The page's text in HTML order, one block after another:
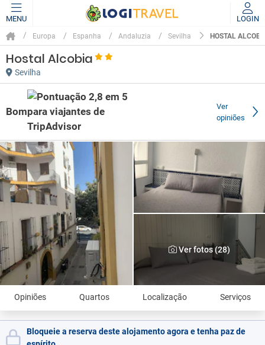
MENU LOGIN
Europa Espanha Andaluzia Sevilha HOSTAL
Hostal Alcobia
Sevilha
Bom
Ver
opiniões
Ver fotos (28)
Opiniões Quartos Localização Serviços
Bloqueie a reserva deste alojamento agora e tenha paz de